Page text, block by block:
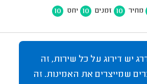
מחיר 10 זמנים 10 יחס 10
יש דירוג על כל שירות, זה
שמייצרים את האמינות. זה